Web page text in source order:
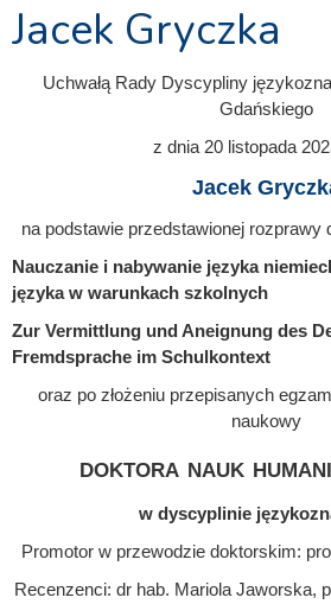
Jacek Gryczka
Uchwałą Rady Dyscypliny
Gdańskiego
z dnia 20 listopada
Jacek
na podstawie przedstawionej rozprawy
Nauczanie i nabywanie języka
języka w warunkach szkolnych
Zur Vermittlung und Aneignung des
Fremdsprache im Schulkontext
oraz po złożeniu przepisanych
naukowy
doktora nauk
w dyscyplinie
Promotor w przewodzie doktorskim:
Recenzenci: dr hab. Mariola Jaworska,